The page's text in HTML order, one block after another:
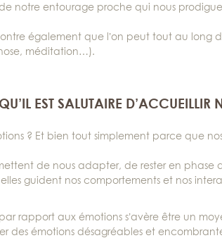
notre entourage proche qui nous
également que l’on peut tout au long
méditation…).
EST SALUTAIRE D’ACCUEILLIR
? Et bien tout simplement parce que
de nous adapter, de rester en phase
guident nos comportements et nos
rapport aux émotions s’avère être un
émotions désagréables et